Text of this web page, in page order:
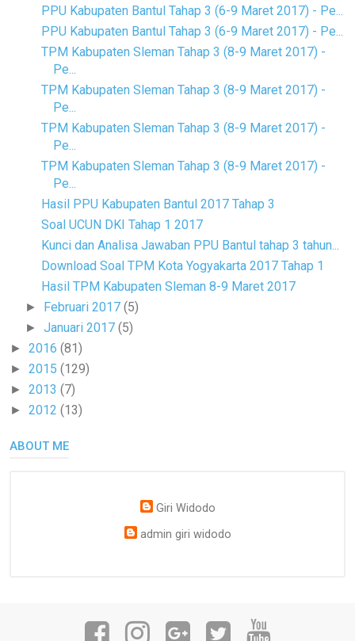
PPU Kabupaten Bantul Tahap 3 (6-9 Maret 2017) - Pe...
PPU Kabupaten Bantul Tahap 3 (6-9 Maret 2017) - Pe...
TPM Kabupaten Sleman Tahap 3 (8-9 Maret 2017) -
Pe...
TPM Kabupaten Sleman Tahap 3 (8-9 Maret 2017) -
Pe...
TPM Kabupaten Sleman Tahap 3 (8-9 Maret 2017) -
Pe...
TPM Kabupaten Sleman Tahap 3 (8-9 Maret 2017) -
Pe...
Hasil PPU Kabupaten Bantul 2017 Tahap 3
Soal UCUN DKI Tahap 1 2017
Kunci dan Analisa Jawaban PPU Bantul tahap 3 tahun...
Download Soal TPM Kota Yogyakarta 2017 Tahap 1
Hasil TPM Kabupaten Sleman 8-9 Maret 2017
► Februari 2017(5)
►Januari 2017(5)
► 2016 (81)
► 2015 (129)
► 2013 (7)
► 2012 (13)
ABOUT ME
Giri Widodo
admin giri widodo